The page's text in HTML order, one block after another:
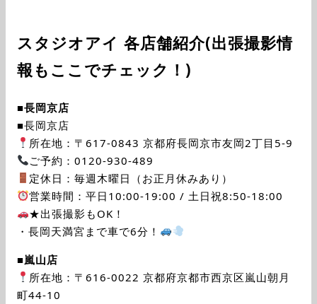
スタジオアイ 各店舗紹介(出張撮影情
報もここでチェック！)
■長岡京店
■長岡京店
所在地：〒617-0843 京都府長岡京市友岡2丁目5-9
ご予約：0120-930-489
定休日：毎週木曜日（お正月休みあり）
営業時間：平日10:00-19:00 / 土日祝8:50-18:00
★出張撮影もOK！
・長岡天満宮まで車で6分！
■嵐山店
所在地：〒616-0022 京都府京都市西京区嵐山朝月
町44-10